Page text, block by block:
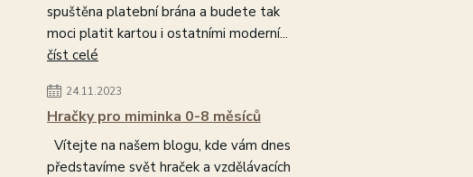
spuštěna platební brána a budete tak
moci platit kartou i ostatními moderní...
číst celé
24.11.2023
Hračky pro miminka 0-8 měsíců
Vítejte na našem blogu, kde vám dnes
představíme svět hraček a vzdělávacích